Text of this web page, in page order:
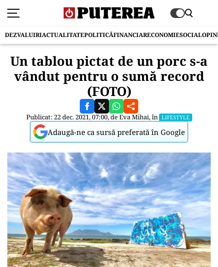
DEZVALUIRIACTUALITATEPOLITICĂFINANCIARECONOMIESOCIAL
Un tablou pictat de un porc s-a
vândut pentru o sumă record
(FOTO)
Publicat: 22 dec. 2021, 07:00, deEva Mihai, în LIFESTYLE
Adaugă-ne ca sursă preferată în Google